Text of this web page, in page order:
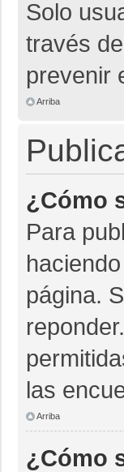
Solo
través
prevenir
Arriba
¿Cómo
Para
página.
las
Arriba
¿Cómo